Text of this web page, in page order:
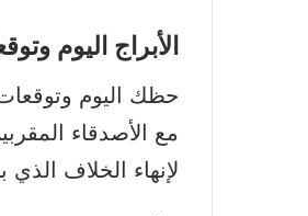
الأبراج اليوم وتوقعات
مع الأصدقاء
لإنهاء الخلاف